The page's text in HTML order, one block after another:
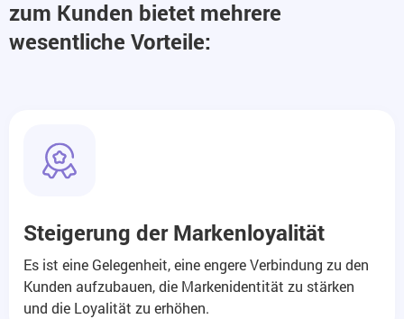
zum Kunden bietet mehrere
wesentliche Vorteile:
Steigerung der Markenloyalität
Es ist eine Gelegenheit, eine engere Verbindung zu den
Kunden aufzubauen, die Markenidentität zu stärken
und die Loyalität zu erhöhen.